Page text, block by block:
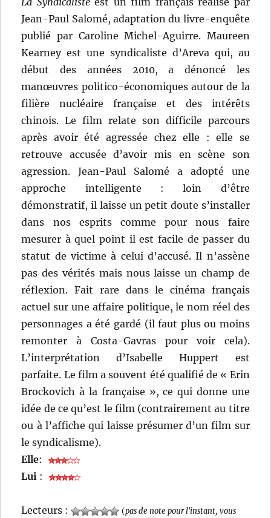
Jean-Paul Salomé, adaptation du livre-enquête
publié par Caroline Michel-Aguirre. Maureen
Kearney est une syndicaliste d’Areva qui, au
début des années 2010, a dénoncé les
manœuvres politico-économiques autour de la
filière nucléaire française et des intérêts
chinois. Le film relate son difficile parcours
après avoir été agressée chez elle : elle se
retrouve accusée d’avoir mis en scène son
agression. Jean-Paul Salomé a adopté une
approche intelligente : loin d’être
démonstratif, il laisse un petit doute s’installer
dans nos esprits comme pour nous faire
mesurer à quel point il est facile de passer du
statut de victime à celui d’accusé. Il n’assène
pas des vérités mais nous laisse un champ de
réflexion. Fait rare dans le cinéma français
actuel sur une affaire politique, le nom réel des
personnages a été gardé (il faut plus ou moins
remonter à Costa-Gavras pour voir cela).
L’interprétation d’Isabelle Huppert est
parfaite. Le film a souvent été qualifié de « Erin
Brockovich à la française », ce qui donne une
idée de ce qu’est le film (contrairement au titre
ou à l’affiche qui laisse présumer d’un film sur
le syndicalisme).
Elle:
Lui :
Lecteurs : (pas de note pour l'instant, vous